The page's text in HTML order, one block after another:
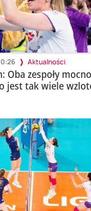
Aktualności
Oba zespoły
jest tak wiele